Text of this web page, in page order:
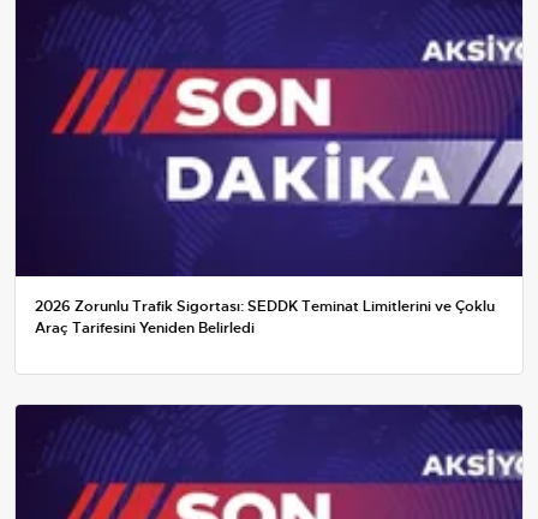
2026 Zorunlu Trafik Sigortası: SEDDK Teminat Limitlerini ve Çoklu
Araç Tarifesini Yeniden Belirledi